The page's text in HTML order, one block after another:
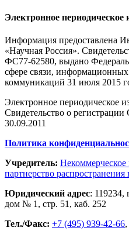
Электронное периодическое
Информация предоставлена
«Научная Россия».
ФС77-62580, выдано
сфере связи,
коммуникаций 31 июля 2015
Электронное периодическое
Свидетельство о
30.09.2011
Политика
Учредитель:
партнерство
Юридический адрес: 119234,
дом № 1, стр. 51 , каб. 252
Тел./Факс: +7 (495) 939-42-66,